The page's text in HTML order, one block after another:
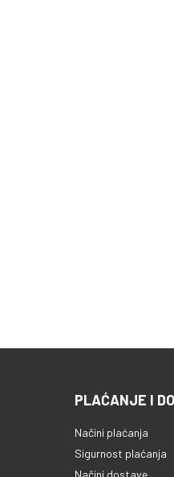
PLAĆANJE I
Načini plaćanja
Sigurnost plaćanja